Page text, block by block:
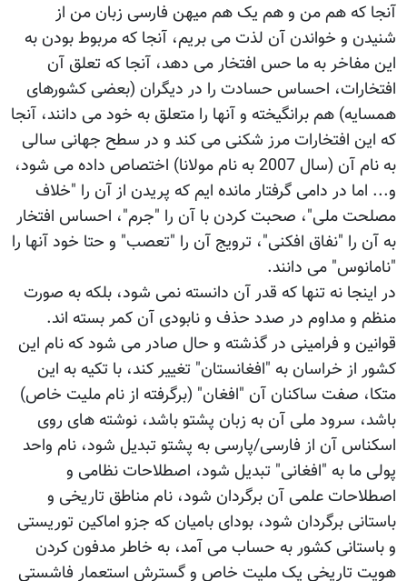
آنجا که هم من و هم یک هم میهن فارسی زبان من از
شنیدن و خواندن آن لذت می بریم، آنجا که مربوط بودن به
این مفاخر به ما حس افتخار می دهد، آنجا که تعلق آن
افتخارات، احساس حسادت را در دیگران (بعضی کشورهای
همسایه) هم برانگیخته و آنها را متعلق به خود می دانند، آنجا
که این افتخارات مرز شکنی می کند و در سطح جهانی سالی
به نام آن (سال 2007 به نام مولانا) اختصاص داده می شود،
و... اما در دامی گرفتار مانده ایم که پریدن از آن را "خلاف
مصلحت ملی"، صحبت کردن با آن را "جرم"، احساس افتخار
به آن را "نفاق افکنی"، ترویج آن را "تعصب" و حتا خود آنها را
"نامانوس" می دانند.
در اینجا نه تنها که قدر آن دانسته نمی شود، بلکه به صورت
منظم و مداوم در صدد حذف و نابودی آن کمر بسته اند.
قوانین و فرامینی در گذشته و حال صادر می شود که نام این
کشور از خراسان به "افغانستان" تغییر کند، با تکیه به این
متکا، صفت ساکنان آن "افغان" (برگرفته از نام ملیت خاص)
باشد، سرود ملی آن به زبان پشتو باشد، نوشته های روی
اسکناس آن از فارسی/پارسی به پشتو تبدیل شود، نام واحد
پولی ما به "افغانی" تبدیل شود، اصطلاحات نظامی و
اصطلاحات علمی آن برگردان شود، نام مناطق تاریخی و
باستانی برگردان شود، بودای بامیان که جزو اماکین توریستی
و باستانی کشور به حساب می آمد، به خاطر مدفون کردن
هویت تاریخی یک ملیت خاص و گسترش استعمار فاشستی